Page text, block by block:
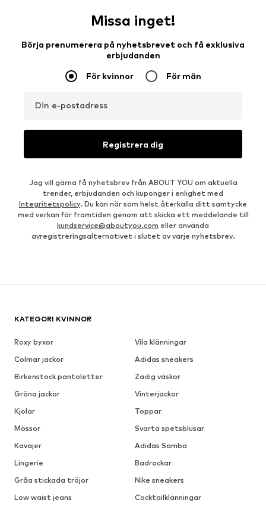
Missa inget!
Börja prenumerera på nyhetsbrevet och få exklusiva
erbjudanden
För kvinnor För män
Din e-postadress
Registrera dig
Jag vill gärna få nyhetsbrev från ABOUT YOU om aktuella
trender, erbjudanden och kuponger i enlighet med
Integritetspolicy. Du kan när som helst återkalla ditt samtycke
med verkan för framtiden genom att skicka ett meddelande till
kundservice@aboutyou.com eller använda
avregistreringsalternativet i slutet av varje nyhetsbrev.
KATEGORI KVINNOR
Roxy byxor
Vila klänningar
Colmar jackor
Adidas sneakers
Birkenstock pantoletter
Zadig väskor
Gröna jackor
Vinterjackor
Kjolar
Toppar
Mössor
Svarta spetsblusar
Kavajer
Adidas Samba
Lingerie
Badrockar
Gråa stickada tröjor
Nike sneakers
Low waist jeans
Cocktailklänningar